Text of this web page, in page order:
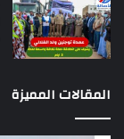
المقالات المميزة